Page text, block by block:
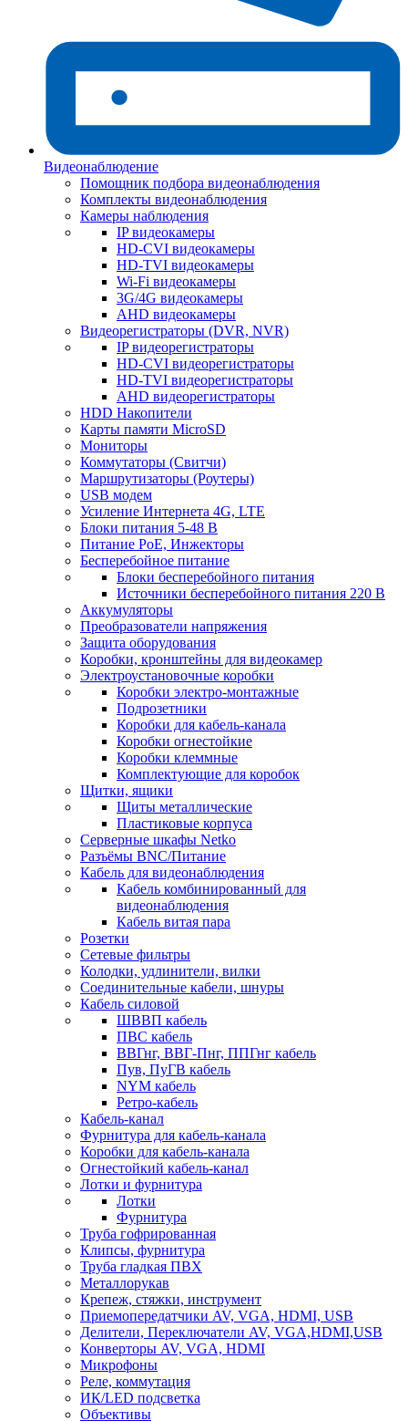
Видеонаблюдение
Помощник подбора видеонаблюдения
Комплекты видеонаблюдения
Камеры наблюдения
IP видеокамеры
HD-CVI видеокамеры
HD-TVI видеокамеры
Wi-Fi видеокамеры
3G/4G видеокамеры
AHD видеокамеры
Видеорегистраторы (DVR, NVR)
IP видеорегистраторы
HD-CVI видеорегистраторы
HD-TVI видеорегистраторы
AHD видеорегистраторы
HDD Накопители
Карты памяти MicroSD
Мониторы
Коммутаторы (Свитчи)
Маршрутизаторы (Роутеры)
USB модем
Усиление Интернета 4G, LTE
Блоки питания 5-48 В
Питание PoE, Инжекторы
Бесперебойное питание
Блоки бесперебойного питания
Источники бесперебойного питания 220 В
Аккумуляторы
Преобразователи напряжения
Защита оборудования
Коробки, кронштейны для видеокамер
Электроустановочные коробки
Коробки электро-монтажные
Подрозетники
Коробки для кабель-канала
Коробки огнестойкие
Коробки клеммные
Комплектующие для коробок
Щитки, ящики
Щиты металлические
Пластиковые корпуса
Серверные шкафы Netko
Разъёмы BNC/Питание
Кабель для видеонаблюдения
Кабель комбинированный для
видеонаблюдения
Кабель витая пара
Розетки
Сетевые фильтры
Колодки, удлинители, вилки
Соединительные кабели, шнуры
Кабель силовой
ШВВП кабель
ПВС кабель
ВВГнг, ВВГ-Пнг, ППГнг кабель
Пув, ПуГВ кабель
NYM кабель
Ретро-кабель
Кабель-канал
Фурнитура для кабель-канала
Коробки для кабель-канала
Огнестойкий кабель-канал
Лотки и фурнитура
Лотки
Фурнитура
Труба гофрированная
Клипсы, фурнитура
Труба гладкая ПВХ
Металлорукав
Крепеж, стяжки, инструмент
Приемопередатчики AV, VGA, HDMI, USB
Делители, Переключатели AV, VGA,HDMI,USB
Конверторы AV, VGA, HDMI
Микрофоны
Реле, коммутация
ИК/LED подсветка
Объективы